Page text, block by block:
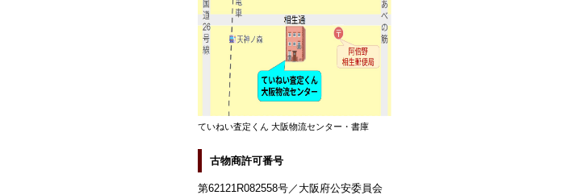
ていねい査定くん 大阪物流センター・書庫
古物商許可番号
第62121R082558号／大阪府公安委員会